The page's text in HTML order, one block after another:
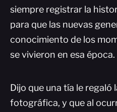
siempre registrar la
para que las nuevas
conocimiento de los
se vivieron en esa época.
Dijo que una tía le regaló
fotográfica, y que al